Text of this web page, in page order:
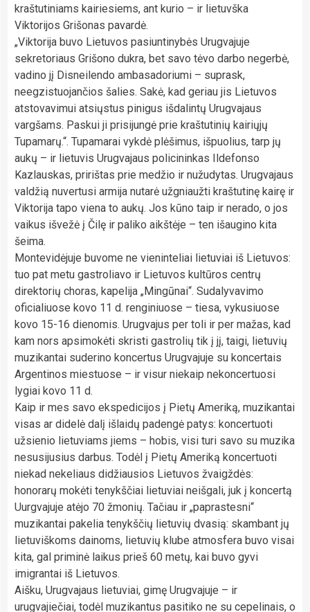
kraštutiniams kairiesiems, ant kurio – ir lietuvška
Viktorijos Grišonas pavardė.
„Viktorija buvo Lietuvos pasiuntinybės Urugvajuje
sekretoriaus Grišono dukra, bet savo tėvo darbo negerbė,
vadino jį Disneilendo ambasadoriumi – suprask,
neegzistuojančios šalies. Sakė, kad geriau jis Lietuvos
atstovavimui atsiųstus pinigus išdalintų Urugvajaus
vargšams. Paskui ji prisijungė prie kraštutinių kairiųjų
Tupamarų.“. Tupamarai vykdė plėšimus, išpuolius, tarp jų
aukų – ir lietuvis Urugvajaus policininkas Ildefonso
Kazlauskas, pririštas prie medžio ir nužudytas. Urugvajaus
valdžią nuvertusi armija nutarė užgniaužti kraštutinę kairę ir
Viktorija tapo viena to aukų. Jos kūno taip ir nerado, o jos
vaikus išvežė į Čilę ir paliko aikštėje – ten išaugino kita
šeima.
Montevidėjuje buvome ne vieninteliai lietuviai iš Lietuvos:
tuo pat metu gastroliavo ir Lietuvos kultūros centrų
direktorių choras, kapelija „Mingūnai“. Sudalyvavimo
oficialiuose kovo 11 d. renginiuose – tiesa, vykusiuose
kovo 15-16 dienomis. Urugvajus per toli ir per mažas, kad
kam nors apsimokėti skristi gastrolių tik į jį, taigi, lietuvių
muzikantai suderino koncertus Urugvajuje su koncertais
Argentinos miestuose – ir visur niekaip nekoncertuosi
lygiai kovo 11 d.
Kaip ir mes savo ekspedicijos į Pietų Ameriką, muzikantai
visas ar didelė dalį išlaidų padengė patys: koncertuoti
užsienio lietuviams jiems – hobis, visi turi savo su muzika
nesusijusius darbus. Todėl į Pietų Ameriką koncertuoti
niekad nekeliaus didžiausios Lietuvos žvaigždės:
honorarų mokėti tenykščiai lietuviai neišgali, juk į koncertą
Uurgvajuje atėjo 70 žmonių. Tačiau ir „paprastesni“
muzikantai pakelia tenykščių lietuvių dvasią: skambant jų
lietuviškoms dainoms, lietuvių klube atmosfera buvo visai
kita, gal priminė laikus prieš 60 metų, kai buvo gyvi
imigrantai iš Lietuvos.
Aišku, Urugvajaus lietuviai, gimę Urugvajuje – ir
urugvajiečiai, todėl muzikantus pasitiko ne su cepelinais, o